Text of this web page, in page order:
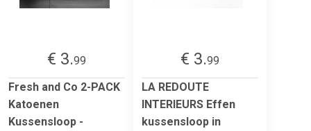
€ 3.99
Fresh and Co 2-PACK
Katoenen
Kussensloop -
€ 3.99
LA REDOUTE
INTERIEURS Effen
kussensloop in